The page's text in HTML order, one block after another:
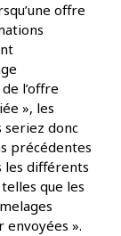
offre
l’offre
», les
donc
précédentes
les différents
que les
envoyées ».